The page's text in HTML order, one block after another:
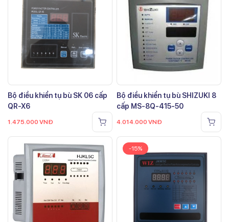
Bộ điều khiển tụ bù SK 06 cấp
QR-X6
1.475.000 VNĐ
Bộ điều khiển tụ bù SHIZUKI 8
cấp MS-8Q-415-50
4.014.000 VNĐ
-15%